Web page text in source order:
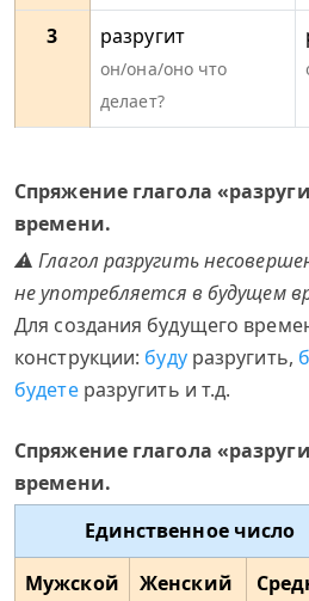
3 разругит
он/она/оно что
делает?
Спряжение глагола
времени.
⚠ Глагол разругить
не употребляется в будущем
Для создания будущего
конструкции: будуразругить,
будетеразругить и т.д.
Спряжение глагола
времени.
Единственное число
Мужской
Женский